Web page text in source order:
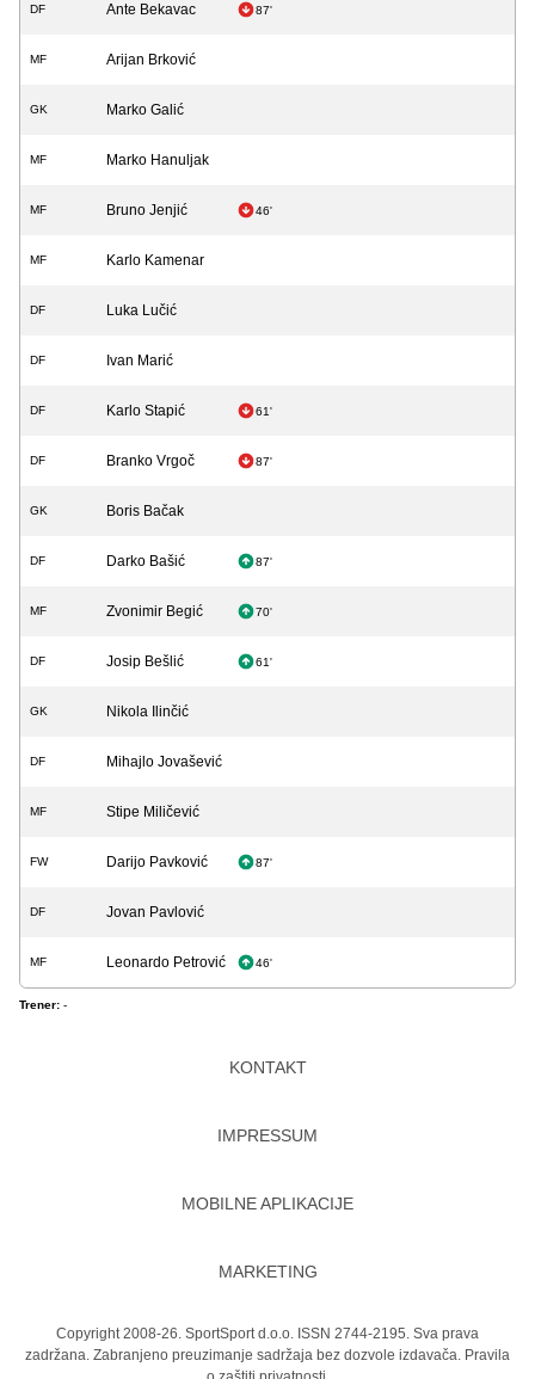
DF Ante Bekavac 87'
MF Arijan Brković
GK Marko Galić
MF Marko Hanuljak
MF Bruno Jenjić 46'
MF Karlo Kamenar
DF Luka Lučić
DF Ivan Marić
DF Karlo Stapić 61'
DF Branko Vrgoč 87'
GK Boris Bačak
DF Darko Bašić 87'
MF Zvonimir Begić 70'
DF Josip Bešlić 61'
GK Nikola Ilinčić
DF Mihajlo Jovašević
MF Stipe Miličević
FW Darijo Pavković 87'
DF Jovan Pavlović
MF Leonardo Petrović 46'
Trener: -
KONTAKT
IMPRESSUM
MOBILNE APLIKACIJE
MARKETING
Copyright 2008-26. SportSport d.o.o. ISSN 2744-2195. Sva prava
zadržana. Zabranjeno preuzimanje sadržaja bez dozvole izdavača. Pravila